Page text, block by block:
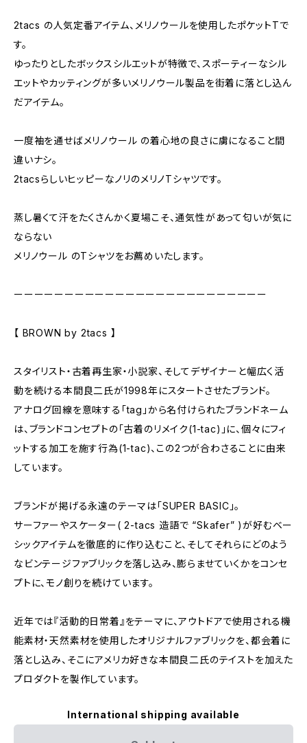
2tacs の人気定番アイテム、メリノウールを使用したポケットTで
す。
ゆったりとしたボックスシルエットが特徴で、スポーティーなシル
エットやカッティングが多いメリノウール製品を街着に落とし込ん
だアイテム。
一度袖を通せばメリノウール の着心地の良さに虜になること間
違いナシ。
2tacsらしいヒッピーなノリのメリノTシャツです。
蒸し暑くて汗をたくさんかく夏場こそ、通気性があって匂いが気に
ならない
メリノウール のTシャツをお薦めいたします。
ーーーーーーーーーーーーーーーーーーーーーーーーー
【 BROWN by 2tacs 】
スタイリスト・古着再生家・小説家、そしてデザイナーと幅広く活
動を続ける本間良二氏が1998年にスタートさせたブランド。
アナログ回線を意味する「tag」から名付けられたブランドネーム
は、ブランドコンセプトの「古着のリメイク(1-tac)」に、個々にフィ
ットする加工を施す行為(1-tac)、この2つが合わさることに由来
しています。
ブランドが掲げる永遠のテーマは「SUPER BASIC」。
サーファーやスケーター( 2-tacs 造語で “Skafer” )が好むベー
シックアイテムを徹底的に作り込むこと、そしてそれらにどのよう
なビンテージファブリックを落し込み、膨らませていくかをコンセ
プトに、モノ創りを続けています。
近年では『活動的日常着』をテーマに、アウトドアで使用される機
能素材・天然素材を使用したオリジナルファブリックを、都会着に
落とし込み、そこにアメリカ好きな本間良二氏のテイストを加えた
プロダクトを製作しています。
International shipping available